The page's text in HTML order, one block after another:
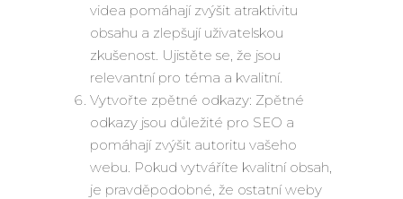
videa pomáhají zvýšit atraktivitu
obsahu a zlepšují uživatelskou
zkušenost. Ujistěte se, že jsou
relevantní pro téma a kvalitní.
Vytvořte zpětné odkazy: Zpětné
odkazy jsou důležité pro SEO a
pomáhají zvýšit autoritu vašeho
webu. Pokud vytváříte kvalitní obsah,
je pravděpodobné, že ostatní weby